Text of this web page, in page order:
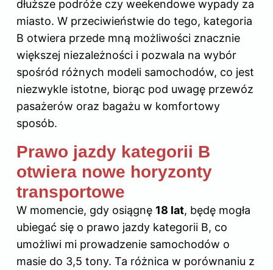
dłuższe podróże czy weekendowe wypady za
miasto. W przeciwieństwie do tego, kategoria
B otwiera przede mną możliwości znacznie
większej niezależności i pozwala na wybór
spośród różnych modeli samochodów, co jest
niezwykle istotne, biorąc pod uwagę przewóz
pasażerów oraz bagażu w komfortowy
sposób.
Prawo jazdy kategorii B
otwiera nowe horyzonty
transportowe
W momencie, gdy osiągnę 18 lat, będę mogła
ubiegać się o prawo jazdy kategorii B, co
umożliwi mi prowadzenie samochodów o
masie do 3,5 tony. Ta różnica w porównaniu z